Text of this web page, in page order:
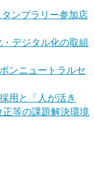
ンプラリー参加店
・デジタル化の取組
ンニュートラルセ
用と「人が活き
等の課題解決環境